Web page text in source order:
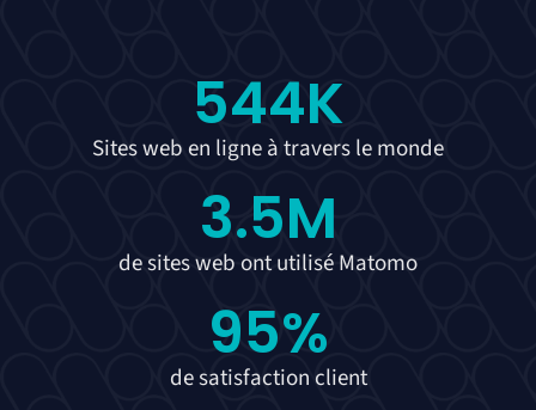
Sites web en ligne à travers le monde
544K
de sites web ont utilisé Matomo
3.5M
de satisfaction client
95%